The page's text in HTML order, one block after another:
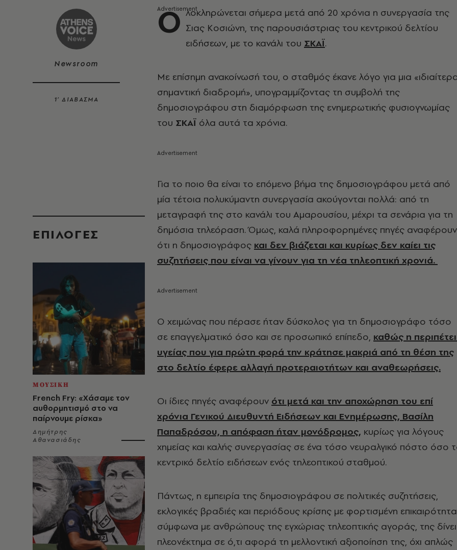
Newsroom
1’ ΔΙΑΒΑΣΜΑ
EΠΙΛΟΓΈΣ
ΜΟΥΣΙΚΗ
French Fry: «Χάσαμε τον
αυθορμητισμό στο να
παίρνουμε ρίσκα»
Δημήτρης
Αθανασιάδης
Ο λοκληρώνεται σήμερα μετά από 20 χρόνια η συνεργασία της
Σιας Κοσιώνη, της παρουσιάστριας του κεντρικού δελτίου
ειδήσεων, με το κανάλι του ΣΚΑΪ.
Με επίσημη ανακοίνωσή του, ο σταθμός έκανε λόγο για μια
σημαντική διαδρομή», υπογραμμίζοντας τη συμβολή της
δημοσιογράφου στη διαμόρφωση της ενημερωτικής φυσιογνωμίας
του ΣΚΑΪ όλα αυτά τα χρόνια.
Για το ποιο θα είναι το επόμενο βήμα της δημοσιογράφου μετά από
μία τέτοια πολυκύμαντη συνεργασία ακούγονται πολλά: από τη
μεταγραφή της στο κανάλι του Αμαρουσίου, μέχρι τα σενάρια για τη
δημόσια τηλεόραση. Όμως, καλά πληροφορημένες πηγές αναφέρουν
ότι η δημοσιογράφος και δεν βιάζεται και κυρίως δεν καίει τις
συζητήσεις που είναι να γίνουν για τη νέα τηλεοπτική χρονιά.
Ο χειμώνας που πέρασε ήταν δύσκολος για τη δημοσιογράφο τόσο
σε επαγγελματικό όσο και σε προσωπικό επίπεδο, καθώς η
υγείας που για πρώτη φορά την κράτησε μακριά από τη θέση της
στο δελτίο έφερε αλλαγή προτεραιοτήτων και αναθεωρήσεις.
Οι ίδιες πηγές αναφέρουν ότι μετά και την αποχώρηση του επί
χρόνια Γενικού Διευθυντή Ειδήσεων και Ενημέρωσης, Βασίλη
Παπαδρόσου, η απόφαση ήταν μονόδρομος, κυρίως για λόγους
χημείας και καλής συνεργασίας σε ένα τόσο νευραλγικό πόστο όσο
κεντρικό δελτίο ειδήσεων ενός τηλεοπτικού σταθμού.
Πάντως, η εμπειρία της δημοσιογράφου σε πολιτικές συζητήσεις,
εκλογικές βραδιές και περιόδους κρίσης με φορτισμένη
σύμφωνα με ανθρώπους της εγχώριας τηλεοπτικής αγοράς, της δίνει
πλεονέκτημα σε ό,τι αφορά τη μελλοντική αξιοποίηση της, όχι απλώς